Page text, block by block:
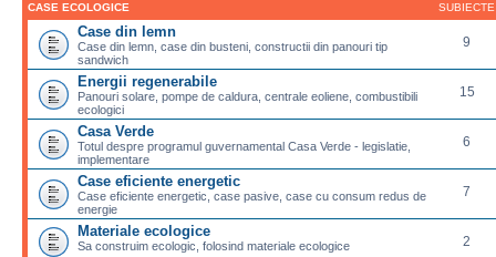
CASE ECOLOGICE SUBIECTE
Case din lemn
Case din lemn, case din busteni, constructii din panouri tip
sandwich
9
Energii regenerabile
Panouri solare, pompe de caldura, centrale eoliene, combustibili
ecologici
15
Casa Verde
Totul despre programul guvernamental Casa Verde - legislatie,
implementare
6
Case eficiente energetic
Case eficiente energetic, case pasive, case cu consum redus de
energie
7
Materiale ecologice
Sa construim ecologic, folosind materiale ecologice 2